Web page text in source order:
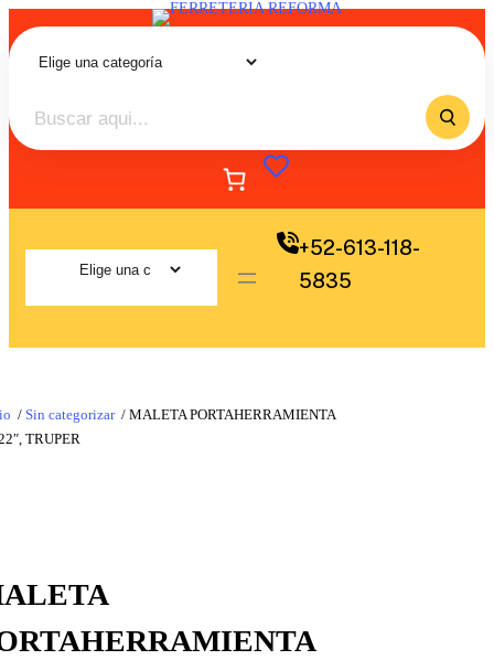
+52-613-118-
5835
/ Sin categorizar / MALETA PORTAHERRAMIENTA
TRUPER